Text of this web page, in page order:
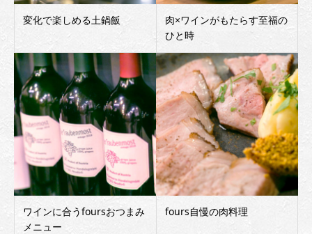
変化で楽しめる土鍋飯
肉×ワインがもたらす至福の
ひと時
ワインに合うfoursおつまみ
メニュー
fours自慢の肉料理